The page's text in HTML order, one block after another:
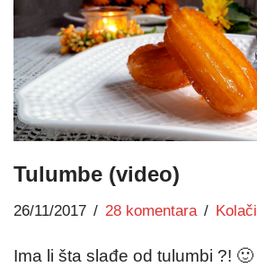
Tulumbe (video)
26/11/2017 28 komentara Kolači
Ima li šta slađe od tulumbi ?!